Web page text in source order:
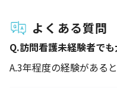
よくある質問
Q.訪問看護未経験者で
A.3年程度の経験がある